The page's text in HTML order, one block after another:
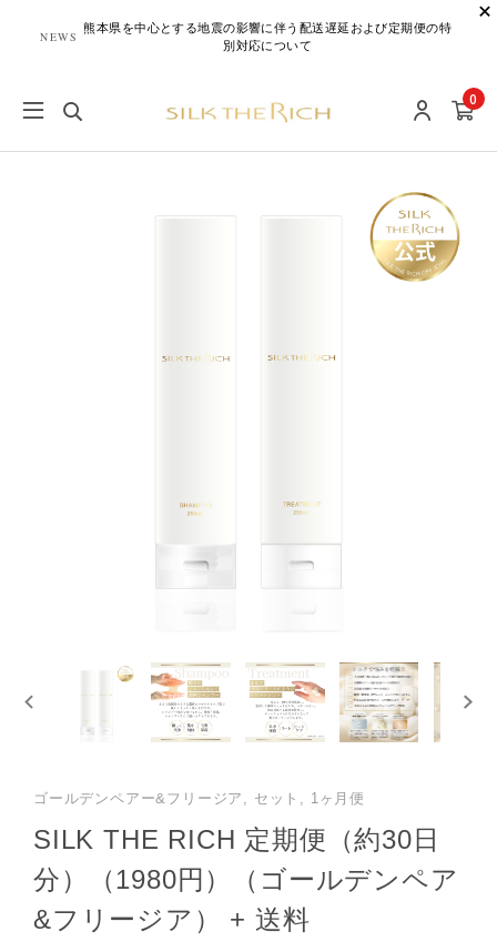
NEWS
熊本県を中心とする地震の影響に伴う配送遅延および定期便の特
別対応について
0
ゴールデンペアー&フリージア, セット, 1ヶ月便
SILK THE RICH 定期便（約30日
分）（1980円）（ゴールデンペア
&フリージア） + 送料